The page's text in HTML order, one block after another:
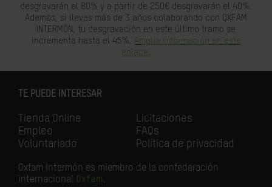
desgravarán el 80% y a partir de 250€ desgravarán el 40%.
Además, si llevas más de 3 años colaborando con OXFAM
INTERMÓN, tu desgravación en este último tramo se
incrementa hasta el 45%. Amplia información en este
enlace.
TE PUEDE INTERESAR
Tienda Online
Empleo
Voluntariado
Licitaciones
FAQs
Política de privacidad
Oxfam Intermón es miembro de la confederación
internacional Oxfam.